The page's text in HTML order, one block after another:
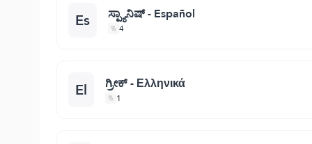
Es ಸ್ಪ್ಯಾನಿಷ್ - Español
4
El ಗ್ರೀಕ್ - Ελληνικά
1